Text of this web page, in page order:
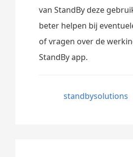
van StandBy deze
beter helpen bij
of vragen over de
StandBy app.
standbysolutions